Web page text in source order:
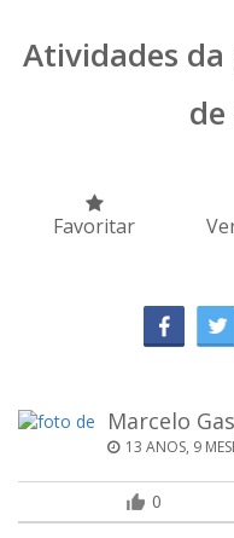
Atividades
Favoritar
Marcelo
13 ANOS, 9
0